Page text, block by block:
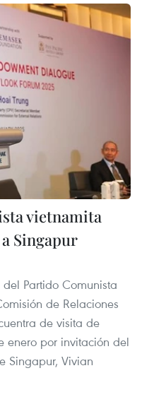
vietnamita
Singapur
Partido Comunista
de Relaciones
de visita de
enero por invitación del
Singapur, Vivian